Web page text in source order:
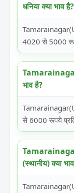
धनिया क्या भाव है?
4020 से 5000
भाव है?
से 6000 रूपये
(स्थानीय) क्या